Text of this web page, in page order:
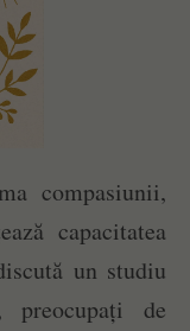
compasiunii,
capacitatea
un studiu
preocupați de